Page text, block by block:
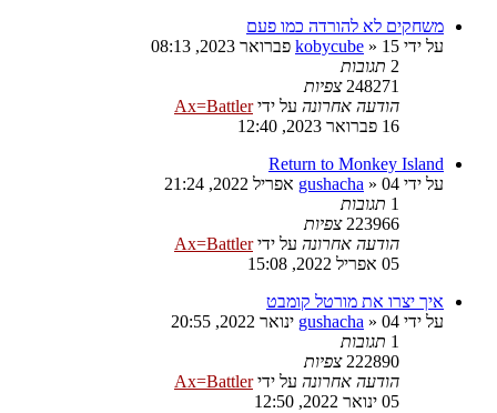
משחקים לא להורדה כמו פעם
על ידי
kobycube » 15 פברואר 2023, 08:13
2 תגובות
248271 צפיות
הודעה אחרונה על ידיAx=Battler
16 פברואר 2023, 12:40
Return to Monkey Island
על ידי
gushacha » 04 אפריל 2022, 21:24
1 תגובות
223966 צפיות
הודעה אחרונה על ידיAx=Battler
05 אפריל 2022, 15:08
איך יצרו את מורטל קומבט
על ידי
gushacha » 04 ינואר 2022, 20:55
1 תגובות
222890 צפיות
הודעה אחרונה על ידיAx=Battler
05 ינואר 2022, 12:50